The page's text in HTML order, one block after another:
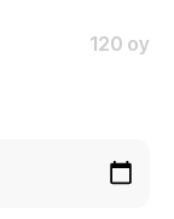
120 oy